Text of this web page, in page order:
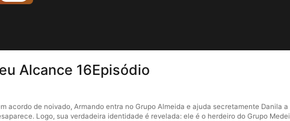
Alcance 16Episódio
acordo de noivado, Armando entra no Grupo Almeida e ajuda secretamente Danila
Logo, sua verdadeira identidade é revelada: ele é o herdeiro do Grupo